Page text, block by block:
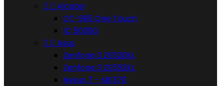
  Alcatel
OT-995 One Touch
1C 5009D
  Asus
Zenfone 3 ZE520KL
Zenfone 3 ZE552KL
Nexus 7 - ME370